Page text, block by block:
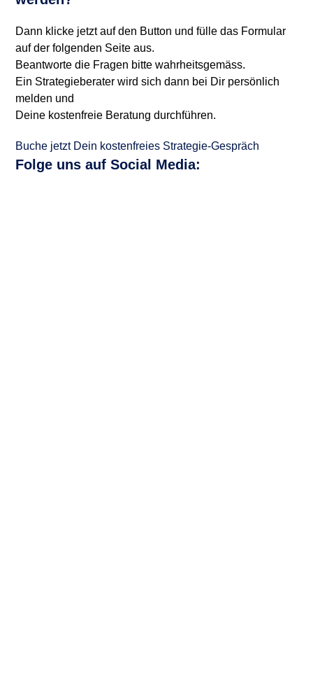
Dann klicke jetzt auf den Button und fülle das Formular
auf der folgenden Seite aus.
Beantworte die Fragen bitte wahrheitsgemäss.
Ein Strategieberater wird sich dann bei Dir persönlich
melden und
Deine kostenfreie Beratung durchführen.
Buche jetzt Dein kostenfreies Strategie-Gespräch
Folge uns aufSocial Media: